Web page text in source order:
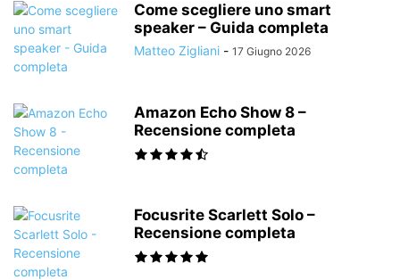
Come scegliere uno smart
speaker – Guida completa
Matteo Zigliani - 17 Giugno 2026
Amazon Echo Show 8 –
Recensione completa
Focusrite Scarlett Solo –
Recensione completa